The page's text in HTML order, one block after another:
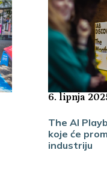
6. lipnja
The AI
koje će
industriju